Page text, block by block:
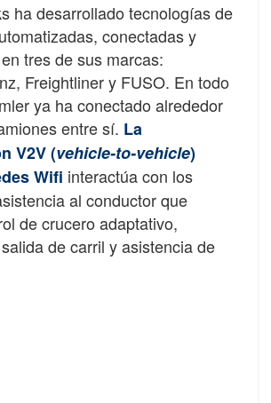
ha desarrollado tecnologías de
conectadas y
tres de sus marcas:
Freightliner y FUSO. En todo
ya ha conectado alrededor
entre sí. La
V2V (vehicle-to-vehicle)
Wifi interactúa con los
al conductor que
de crucero adaptativo,
de carril y asistencia de